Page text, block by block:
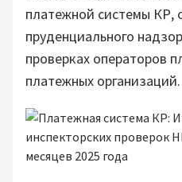
платежной системы КР,
пруденциального
проверках операторов
платежных организаций.